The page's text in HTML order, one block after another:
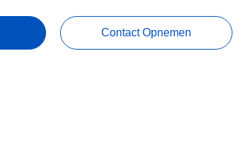
Contact Opnemen